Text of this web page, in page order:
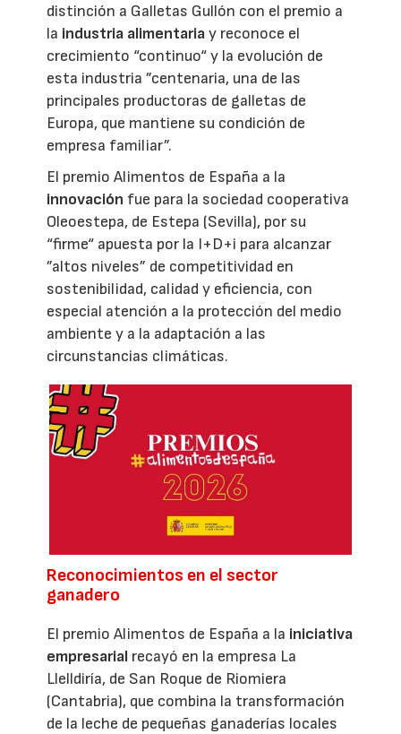
distinción a Galletas Gullón con el premio a
la industria alimentariay reconoce el
crecimiento “continuo“ y la evolución de
esta industria ”centenaria, una de las
principales productoras de galletas de
Europa, que mantiene su condición de
empresa familiar”.
El premio Alimentos de España a la
innovación fue para la sociedad cooperativa
Oleoestepa, de Estepa (Sevilla), por su
“firme“ apuesta por la I+D+i para alcanzar
”altos niveles” de competitividad en
sostenibilidad, calidad y eficiencia, con
especial atención a la protección del medio
ambiente y a la adaptación a las
circunstancias climáticas.
Reconocimientos en el sector
ganadero
El premio Alimentos de España a la iniciativa
empresarial recayó en la empresa La
Llelldiría, de San Roque de Riomiera
(Cantabria), que combina la transformación
de la leche de pequeñas ganaderías locales